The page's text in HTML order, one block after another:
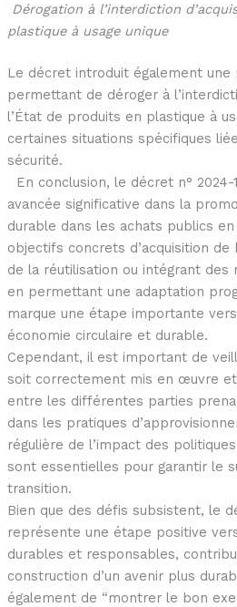
Dérogation à l’interdiction
plastique à usage unique
Le décret introduit également une
permettant de déroger à
l’État de produits en plastique à
certaines situations spécifiques
sécurité.
En conclusion, le décret n°
avancée significative dans la
durable dans les achats publics
objectifs concrets d’acquisition
de la réutilisation ou intégrant
en permettant une adaptation
marque une étape importante
économie circulaire et durable.
Cependant, il est important de
soit correctement mis en œuvre et
entre les différentes parties
dans les pratiques
régulière de l’impact des
sont essentielles pour garantir le
transition.
Bien que des défis subsistent, le
représente une étape positive
durables et responsables,
construction d’un avenir plus
également de “montrer le bon